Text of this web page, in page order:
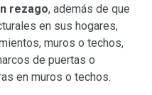
rezago, además de que
en sus hogares,
muros o techos,
de puertas o
en muros o techos.